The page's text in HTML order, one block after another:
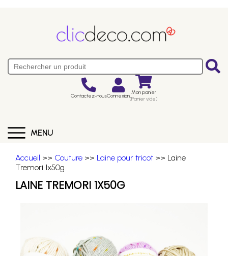
Contactez-nousConnexion Mon panier
(Panier vide)
MENU
Accueil >> Couture >> Laine pour tricot >> Laine
Tremori 1x50g
LAINE TREMORI 1X50G